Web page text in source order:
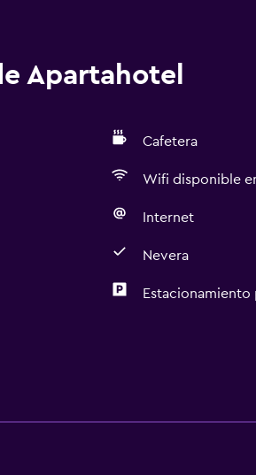
Apartahotel
Cafetera
Wifi disponible
Internet
Nevera
Estacionamiento